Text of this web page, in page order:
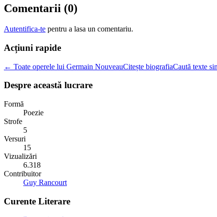
Comentarii (0)
Autentifica-te pentru a lasa un comentariu.
Acțiuni rapide
← Toate operele lui Germain NouveauCitește biografiaCaută texte
Despre această lucrare
Formă
Poezie
Strofe
5
Versuri
15
Vizualizări
6.318
Contribuitor
Guy Rancourt
Curente Literare